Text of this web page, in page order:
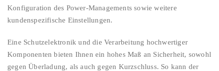
Konfiguration des Power-Managements sowie weitere
kundenspezifische Einstellungen.
Eine Schutzelektronik und die Verarbeitung hochwertiger
Komponenten bieten Ihnen ein hohes Maß an Sicherheit, sowohl
gegen Überladung, als auch gegen Kurzschluss. So kann der